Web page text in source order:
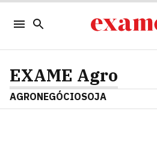
EXAME Agro
AGRONEGÓCIOSOJA